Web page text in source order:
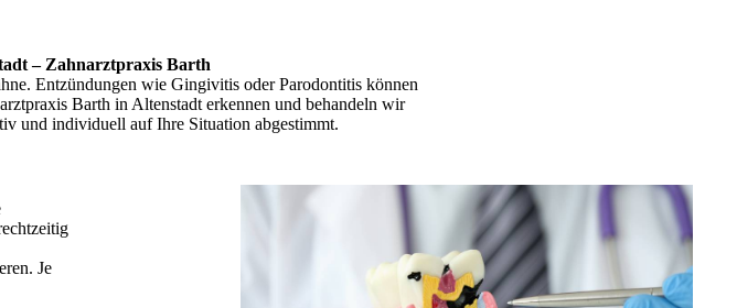
– Zahnarztpraxis Barth
Entzündungen wie Gingivitis oder Parodontitis können
Barth in Altenstadt erkennen und behandeln wir
und individuell auf Ihre Situation abgestimmt.
Je